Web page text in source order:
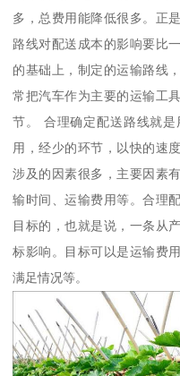
多，总费用能降低很多。正
路线对配送成本的影响要比
的基础上，制定的运输路线
常把汽车作为主要的运输工
节。 合理确定配送路线就
用，经少的环节，以快的速
涉及的因素很多，主要因素
输时间、运输费用等。合理
目标的，也就是说，一条从
标影响。目标可以是运输费
满足情况等。